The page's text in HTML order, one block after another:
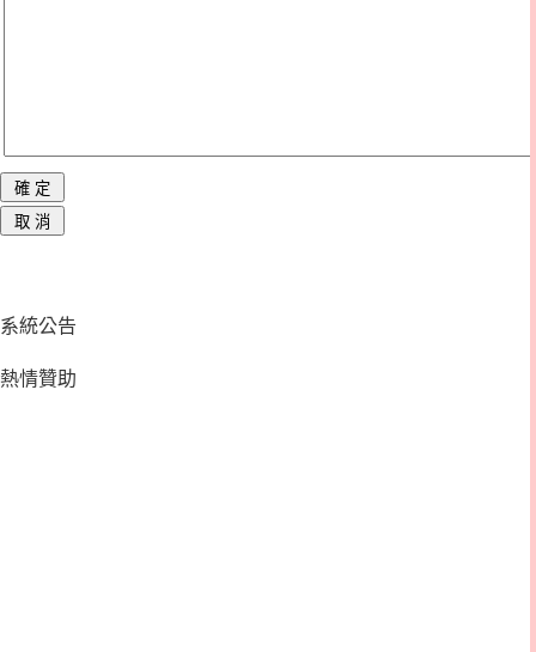
系統公告
熱情贊助